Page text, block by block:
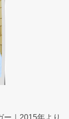
ー｜2015年より